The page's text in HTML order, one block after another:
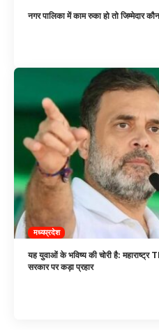
नगर पालिका में काम रुका हो तो जिम्मेदार
मध्यप्रदेश
यह युवाओं के भविष्य की चोरी है: महाराष्ट्र
सरकार पर कड़ा प्रहार